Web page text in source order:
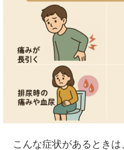
こんな症状がある とき は